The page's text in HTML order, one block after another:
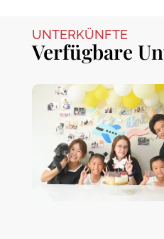
UNTERKÜNFTE
Verfügbare